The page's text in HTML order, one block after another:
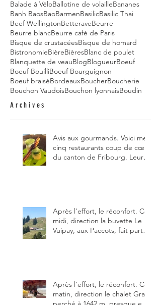
Balade à VéloBallotine de volailleBananes
Banh BaosBaoBarmenBasilicBasilic Thai
Beef WellingtonBetteraveBeurre
Beurre blancBeurre café de Paris
Bisque de crustacéesBisque de homard
BistronomieBièreBièresBlanc de poulet
Blanquette de veauBlogBlogueurBoeuf
Boeuf BouilliBoeuf Bourguignon
Boeuf braiséBordeauxBoucherBoucherie
Bouchon VaudoisBouchon lyonnaisBoudin
Archives
Avis aux gourmands. Voici mes
cinq restaurants coup de cœur
du canton de Fribourg. Leurs
Après l’effort, le réconfort. Ce
midi, direction la buvette Le
Vuipay, aux Paccots, fait partie
Après l’effort, le réconfort. Ce
matin, direction le chalet Grat